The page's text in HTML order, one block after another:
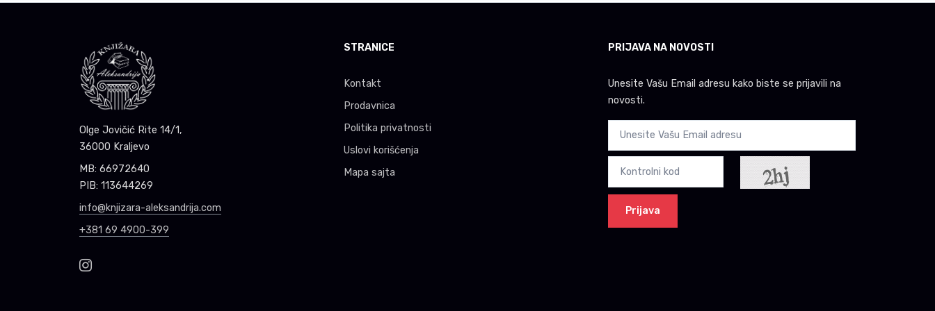
Olge Jovičić Rite 14/1,
36000 Kraljevo
MB: 66972640
PIB: 113644269
info@knjizara-aleksandrija.com
+381 69 4900-399
STRANICE
Kontakt
Prodavnica
Politika privatnosti
Uslovi korišćenja
Mapa sajta
PRIJAVA NA NOVOSTI
Unesite Vašu Email adresu kako biste se prijavili na
novosti.
Prijava